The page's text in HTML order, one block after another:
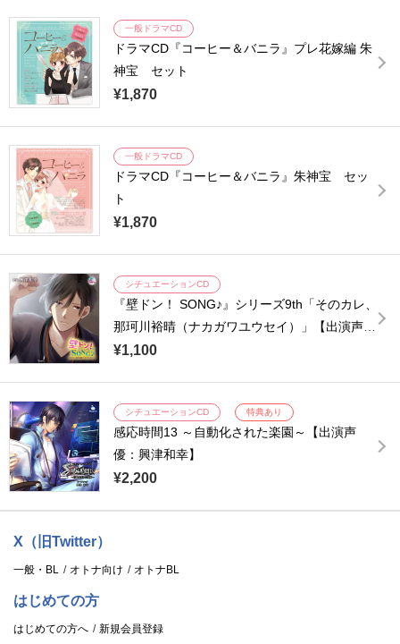
一般ドラマCD
ドラマCD『コーヒー＆バニラ』プレ花嫁編 朱
神宝 セット
¥1,870
一般ドラマCD
ドラマCD『コーヒー＆バニラ』朱神宝 セッ
ト
¥1,870
シチュエーションCD
『壁ドン！ SONG♪』シリーズ9th「そのカレ、
那珂川裕晴（ナカガワユウセイ）」【出演声
優：興津和幸】
¥1,100
シチュエーションCD 特典あり
感応時間13 ～自動化された楽園～【出演声
優：興津和幸】
¥2,200
X（旧Twitter）
一般・BL オトナ向け オトナBL
はじめての方
はじめての方へ 新規会員登録